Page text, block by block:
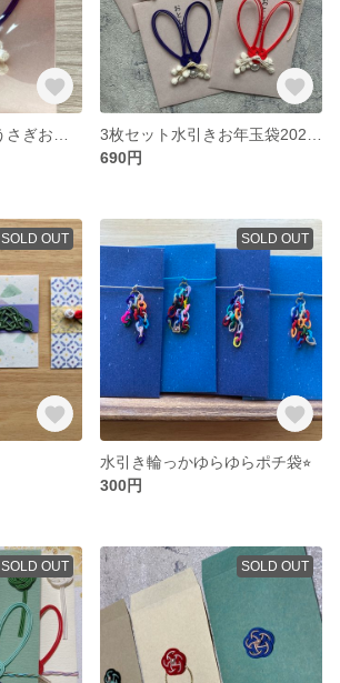
690円
SOLD OUT SOLD OUT
水引き輪っかゆらゆらポチ袋⭐︎
300円
SOLD OUT SOLD OUT